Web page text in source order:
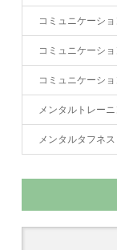
コミュニケーショ
コミュニケーショ
コミュニケーシ
メンタルトレー
メンタルタフネス